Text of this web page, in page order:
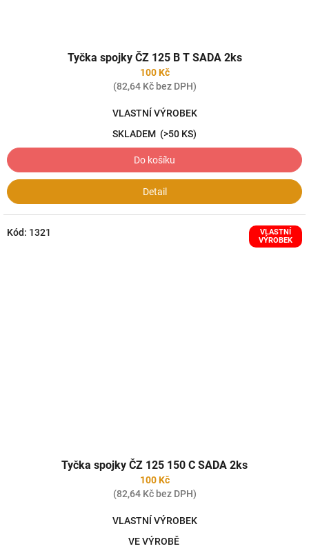
Tyčka spojky ČZ 125 B T SADA 2ks
100 Kč
(82,64 Kč bez DPH)
VLASTNÍ VÝROBEK
SKLADEM (>50 KS)
Do košíku
Detail
VLASTNÍ
VÝROBEK
Tyčka spojky ČZ 125 150 C SADA 2ks
100 Kč
(82,64 Kč bez DPH)
VLASTNÍ VÝROBEK
VE VÝROBĚ
Kód: 1321